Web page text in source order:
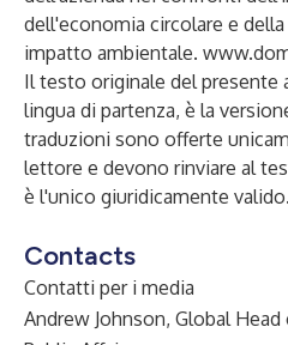
dell'economia circolare e
impatto ambientale.
Il testo originale del presente
lingua di partenza, è la
traduzioni sono offerte
lettore e devono rinviare al
è l'unico giuridicamente valido.
Contacts
Contatti per i media
Andrew Johnson, Global